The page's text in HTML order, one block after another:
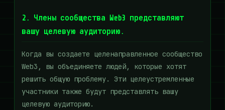
2. Члены сообщества Web3 представляют
вашу целевую аудиторию.
Когда вы создаете целенаправленное сообщество
Web3, вы объединяете людей, которые хотят
решить общую проблему. Эти целеустремленные
участники также будут представлять вашу
целевую аудиторию.